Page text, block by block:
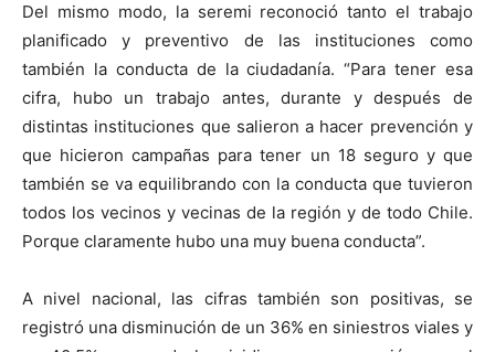
Del mismo modo, la seremi reconoció tanto el trabajo
planificado y preventivo de las instituciones como
también la conducta de la ciudadanía. “Para tener esa
cifra, hubo un trabajo antes, durante y después de
distintas instituciones que salieron a hacer prevención y
que hicieron campañas para tener un 18 seguro y que
también se va equilibrando con la conducta que tuvieron
todos los vecinos y vecinas de la región y de todo Chile.
Porque claramente hubo una muy buena conducta”.
A nivel nacional, las cifras también son positivas, se
registró una disminución de un 36% en siniestros viales y